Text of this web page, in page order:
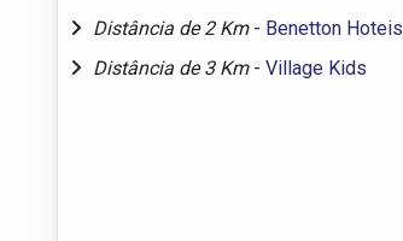
Distância de 2 Km - Benetton Hoteis
Distância de 3 Km - Village Kids